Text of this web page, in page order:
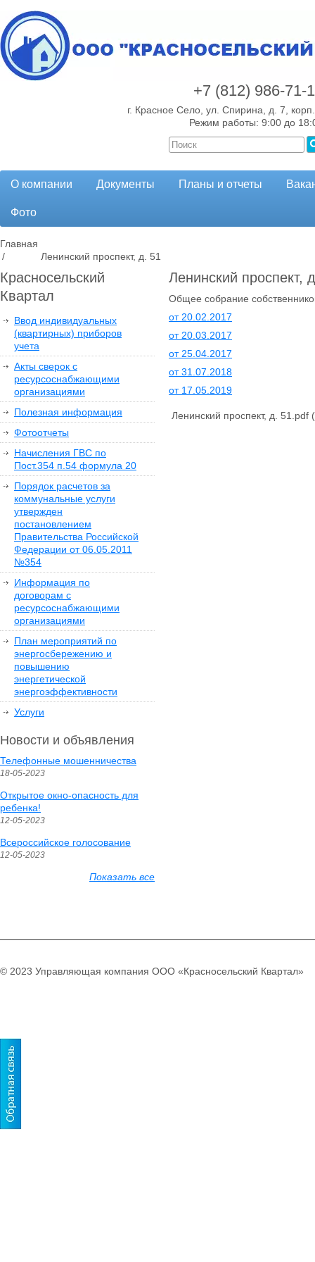
+7 (812) 986-71-
г. Красное Село, ул. Спирина, д. 7,
Режим работы: 9:00 до
О компании Документы Планы и отчеты
Фото
Главная
/
Ленинский проспект, д. 51
Красносельский
Квартал
Ввод индивидуальных
(квартирных) приборов
учета
Акты сверок с
ресурсоснабжающими
организациями
Полезная информация
Фотоотчеты
Начисления ГВС по
Пост.354 п.54 формула 20
Порядок расчетов за
коммунальные услуги
утвержден
постановлением
Правительства Российской
Федерации от 06.05.2011
№354
Информация по
договорам с
ресурсоснабжающими
организациями
План мероприятий по
энергосбережению и
повышению
энергетической
энергоэффективности
Услуги
Новости и объявления
Телефонные мошенничества
18-05-2023
Открытое окно-опасность для
ребенка!
12-05-2023
Всероссийское голосование
12-05-2023
Показать все
Ленинский проспект,
Общее собрание
от 20.02.2017
от 20.03.2017
от 25.04.2017
от 31.07.2018
от 17.05.2019
Ленинский проспект, д. 51.pdf
© 2023 Управляющая компания ООО «Красносельский Квартал»